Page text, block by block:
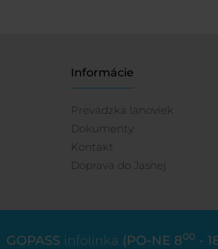
Informácie
Prevádzka lanoviek
Dokumenty
Kontakt
Doprava do Jasnej
GOPASS infolinka (PO-NE 800 -